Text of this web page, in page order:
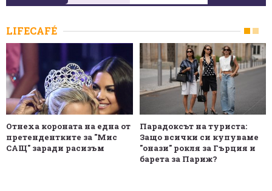
LIFECAFÉ
Отнеха короната на една от
претендентките за "Мис
САЩ" заради расизъм
Парадоксът на туриста:
Защо всички си купуваме
"онази" рокля за Гърция и
барета за Париж?